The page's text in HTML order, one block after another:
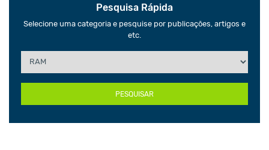
Pesquisa Rápida
Selecione uma categoria e pesquise por publicações, artigos e
etc.
PESQUISAR